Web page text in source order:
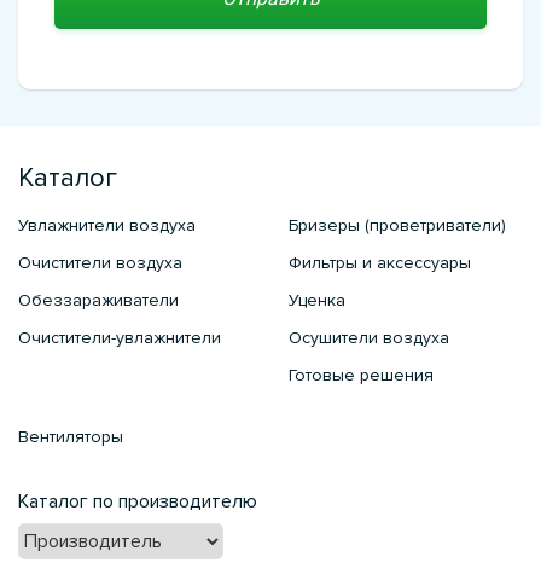
Каталог
Увлажнители воздуха
Очистители воздуха
Обеззараживатели
Очистители-увлажнители
Бризеры (проветриватели)
Фильтры и аксессуары
Уценка
Осушители воздуха
Готовые решения
Вентиляторы
Каталог по производителю